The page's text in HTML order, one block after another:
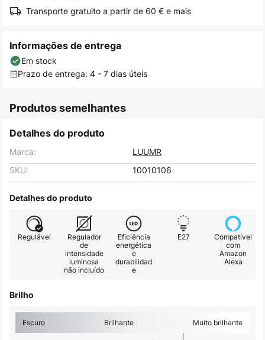
Transporte gratuito a partir de 60 € e mais
Informações de entrega
Em stock
Prazo de entrega: 4 - 7 dias úteis
Produtos semelhantes
Detalhes do produto
Marca:
LUUMR
SKU:
10010106
Detalhes do produto
Regulável
Regulador
de
intensidade
luminosa
não incluído
Eficiência
energética
e
durabilidad
e
E27
Compatível
com
Amazon
Alexa
Brilho
Escuro Brilhante Muito brilhante